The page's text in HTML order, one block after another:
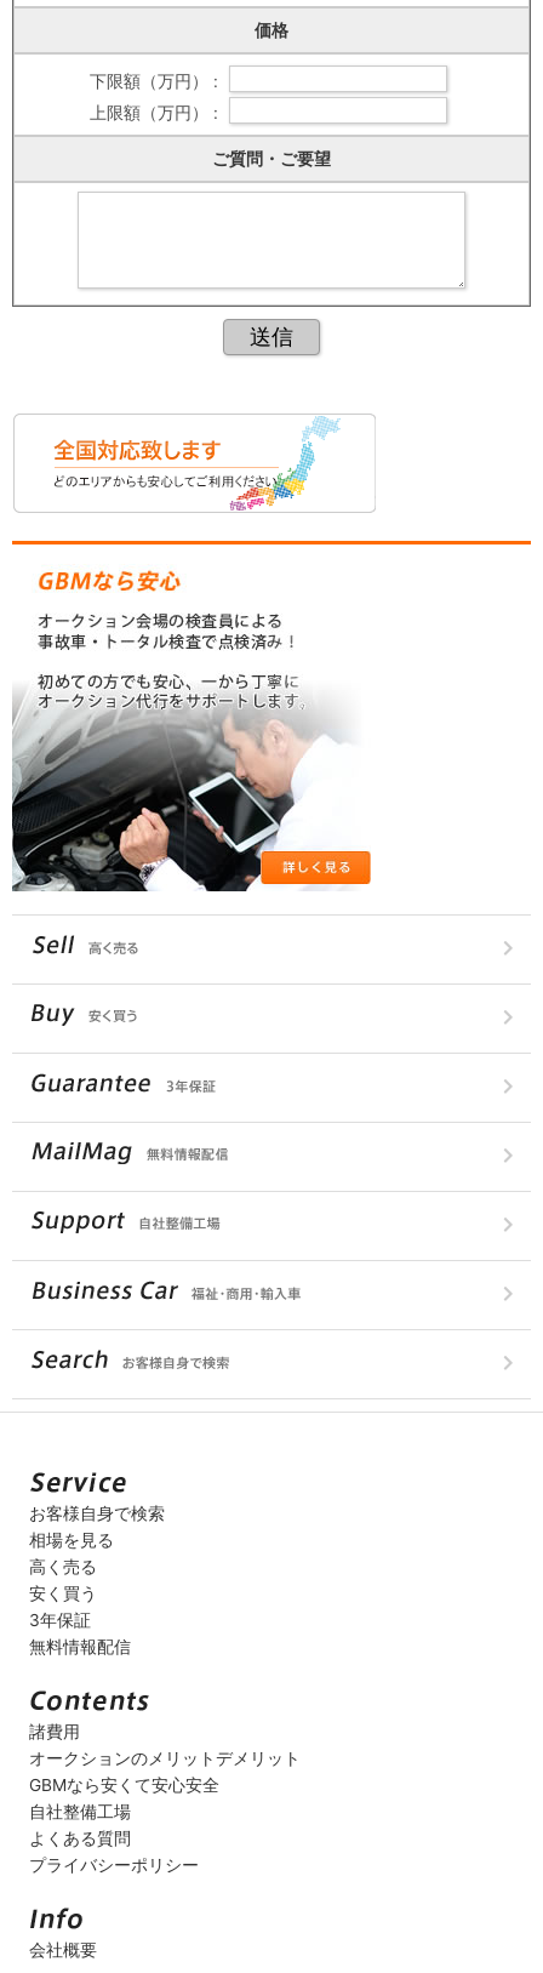
価格
下限額（万円） :
上限額（万円） :
ご質問・ご要望
お客様自身で検索
相場を見る
高く売る
安く買う
3年保証
無料情報配信
諸費用
オークションのメリットデメリット
GBMなら安くて安心安全
自社整備工場
よくある質問
プライバシーポリシー
会社概要